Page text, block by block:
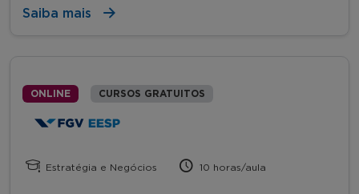
Saiba mais
ONLINE CURSOS GRATUITOS
Estratégia e Negócios 10 horas/aula